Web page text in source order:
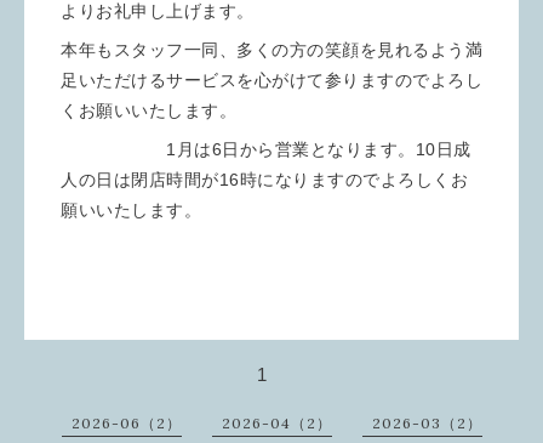
よりお礼申し上げます。
本年もスタッフ一同、多くの方の笑顔を見れるよう満
足いただけるサービスを心がけて参りますのでよろし
くお願いいたします。
1月は6日から営業となります。10日成
人の日は閉店時間が16時になりますのでよろしくお
願いいたします。
1
2026-06（2） 2026-04（2） 2026-03（2）